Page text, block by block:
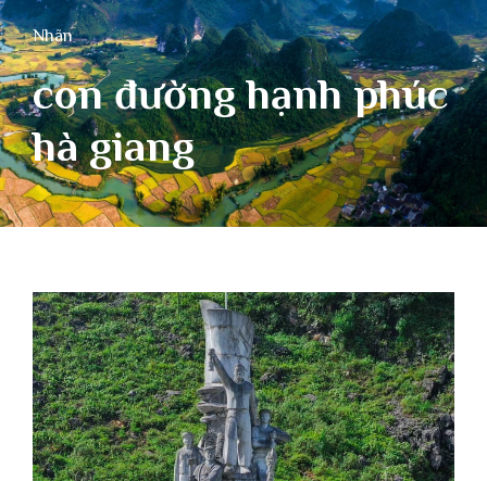
Nhãn
con đường hạnh phúc
hà giang